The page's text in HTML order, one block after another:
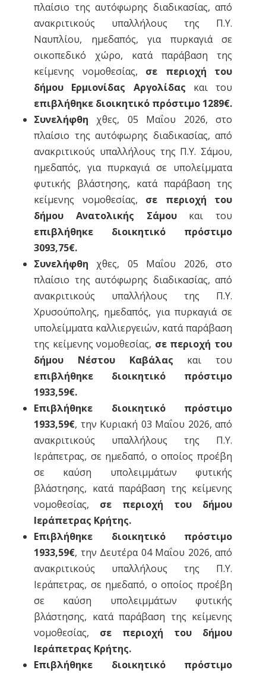
πλαίσιο της αυτόφωρης διαδικασίας, από
ανακριτικούς υπαλλήλους της Π.Υ.
Ναυπλίου, ημεδαπός, για πυρκαγιά σε
οικοπεδικό χώρο, κατά παράβαση της
κείμενης νομοθεσίας, σε περιοχή του
δήμου Ερμιονίδας Αργολίδας και του
επιβλήθηκε διοικητικό πρόστιμο 1289€.
Συνελήφθη χθες, 05 Μαΐου 2026, στο
πλαίσιο της αυτόφωρης διαδικασίας, από
ανακριτικούς υπαλλήλους της Π.Υ. Σάμου,
ημεδαπός, για πυρκαγιά σε υπολείμματα
φυτικής βλάστησης, κατά παράβαση της
κείμενης νομοθεσίας, σε περιοχή του
δήμου Ανατολικής Σάμου και του
επιβλήθηκε διοικητικό πρόστιμο
3093,75€.
Συνελήφθη χθες, 05 Μαΐου 2026, στο
πλαίσιο της αυτόφωρης διαδικασίας, από
ανακριτικούς υπαλλήλους της Π.Υ.
Χρυσούπολης, ημεδαπός, για πυρκαγιά σε
υπολείμματα καλλιεργειών, κατά παράβαση
της κείμενης νομοθεσίας, σε περιοχή του
δήμου Νέστου Καβάλας και του
επιβλήθηκε διοικητικό πρόστιμο
1933,59€.
Επιβλήθηκε διοικητικό πρόστιμο
1933,59€, την Κυριακή 03 Μαΐου 2026, από
ανακριτικούς υπαλλήλους της Π.Υ.
Ιεράπετρας, σε ημεδαπό, ο οποίος προέβη
σε καύση υπολειμμάτων φυτικής
βλάστησης, κατά παράβαση της κείμενης
νομοθεσίας, σε περιοχή του δήμου
Ιεράπετρας Κρήτης.
Επιβλήθηκε διοικητικό πρόστιμο
1933,59€, την Δευτέρα 04 Μαΐου 2026, από
ανακριτικούς υπαλλήλους της Π.Υ.
Ιεράπετρας, σε ημεδαπό, ο οποίος προέβη
σε καύση υπολειμμάτων φυτικής
βλάστησης, κατά παράβαση της κείμενης
νομοθεσίας, σε περιοχή του δήμου
Ιεράπετρας Κρήτης.
Επιβλήθηκε διοικητικό πρόστιμο